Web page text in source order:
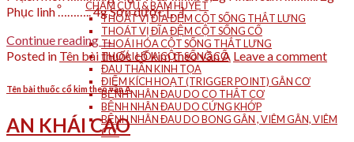
CHÂM CỨU & BẤM HUYỆT
THOÁT VỊ ĐĨA ĐỆM CỘT SỐNG THẮT LƯNG
THOÁT VỊ ĐĨA ĐỆM CỘT SỐNG CỔ
THOÁI HÓA CỘT SỐNG THẮT LƯNG
THOÁI HÓA CỘT SỐNG CỔ
ĐAU THẦN KINH TỌA
ĐIỂM KÍCH HOẠT (TRIGGER POINT) GÂN CƠ
BỆNH NHÂN ĐAU DO CO THẮT CƠ
BỆNH NHÂN ĐAU DO CỨNG KHỚP
BỆNH NHÂN ĐAU DO BONG GÂN , VIÊM GÂN, VIÊM
CƠ.
Phục linh ……….. 4g Sơn dược […]
Continue reading→
Posted in Tên bài thuốc cổ kim theo vần A Leave a comment
Tên bài thuốc cổ kim theo vần A
AN KHÁI CAO